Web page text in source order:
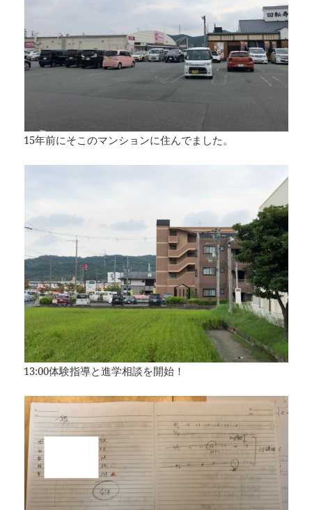
15年前にそこのマンションに住んでました。
13:00体験指導と進学相談を開始！